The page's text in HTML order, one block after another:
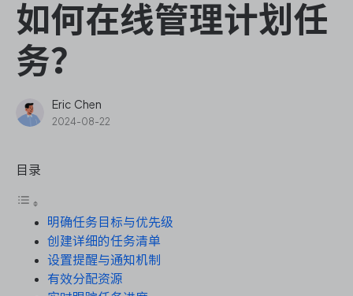
ONES Assistant
瀑布项目管理
测试管理
如何在线管理计划任
务？
Eric Chen
2024-08-22
目录
明确任务目标与优先级
创建详细的任务清单
设置提醒与通知机制
有效分配资源